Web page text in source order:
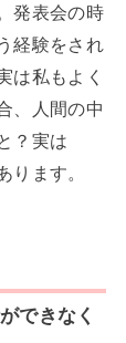
発表会の時
経験をされ
は私もよく
、人間の中
？実は
ります。
できなく